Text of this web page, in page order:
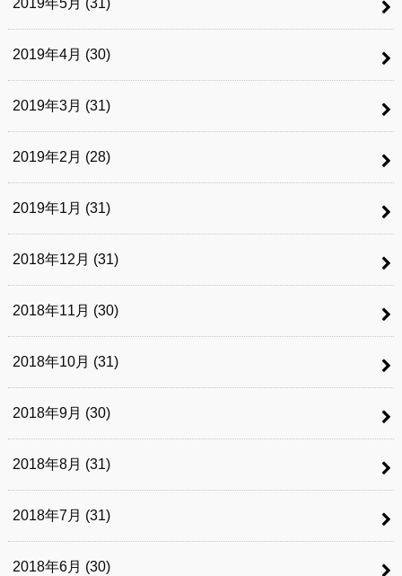
2019年5月 (31)
2019年4月 (30)
2019年3月 (31)
2019年2月 (28)
2019年1月 (31)
2018年12月 (31)
2018年11月 (30)
2018年10月 (31)
2018年9月 (30)
2018年8月 (31)
2018年7月 (31)
2018年6月 (30)